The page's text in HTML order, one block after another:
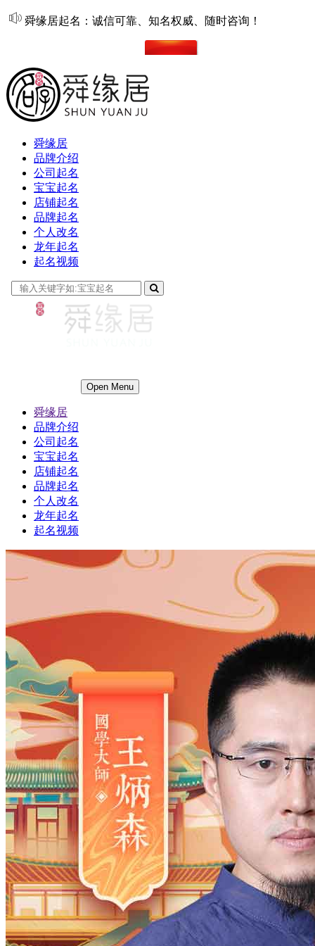
舜缘居起名：诚信可靠、知名权威、随时咨询！
舜缘居
品牌介绍
公司起名
宝宝起名
店铺起名
品牌起名
个人改名
龙年起名
起名视频
Open Menu
舜缘居
品牌介绍
公司起名
宝宝起名
店铺起名
品牌起名
个人改名
龙年起名
起名视频